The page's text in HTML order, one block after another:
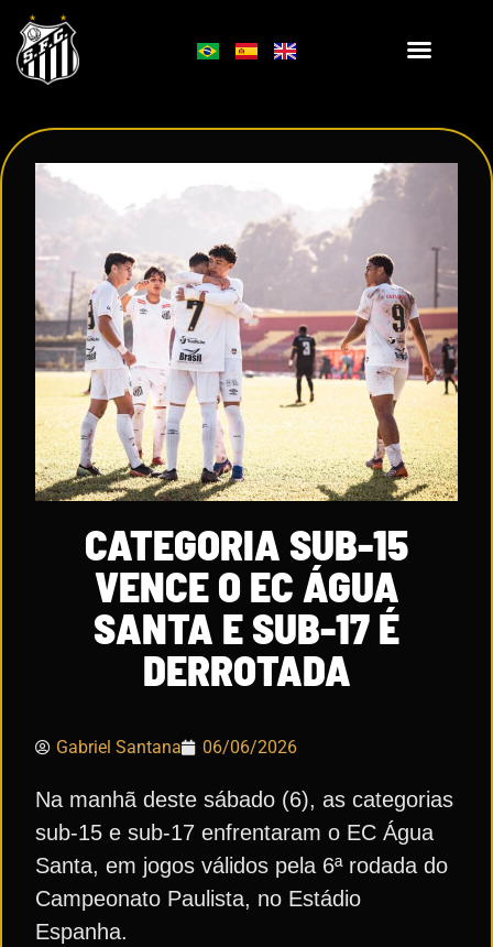
CATEGORIA SUB-15
VENCE O EC ÁGUA
SANTA E SUB-17 É
DERROTADA
Gabriel Santana 06/06/2026
Na manhã deste sábado (6), as categorias
sub-15 e sub-17 enfrentaram o EC Água
Santa, em jogos válidos pela 6ª rodada do
Campeonato Paulista, no Estádio
Espanha.